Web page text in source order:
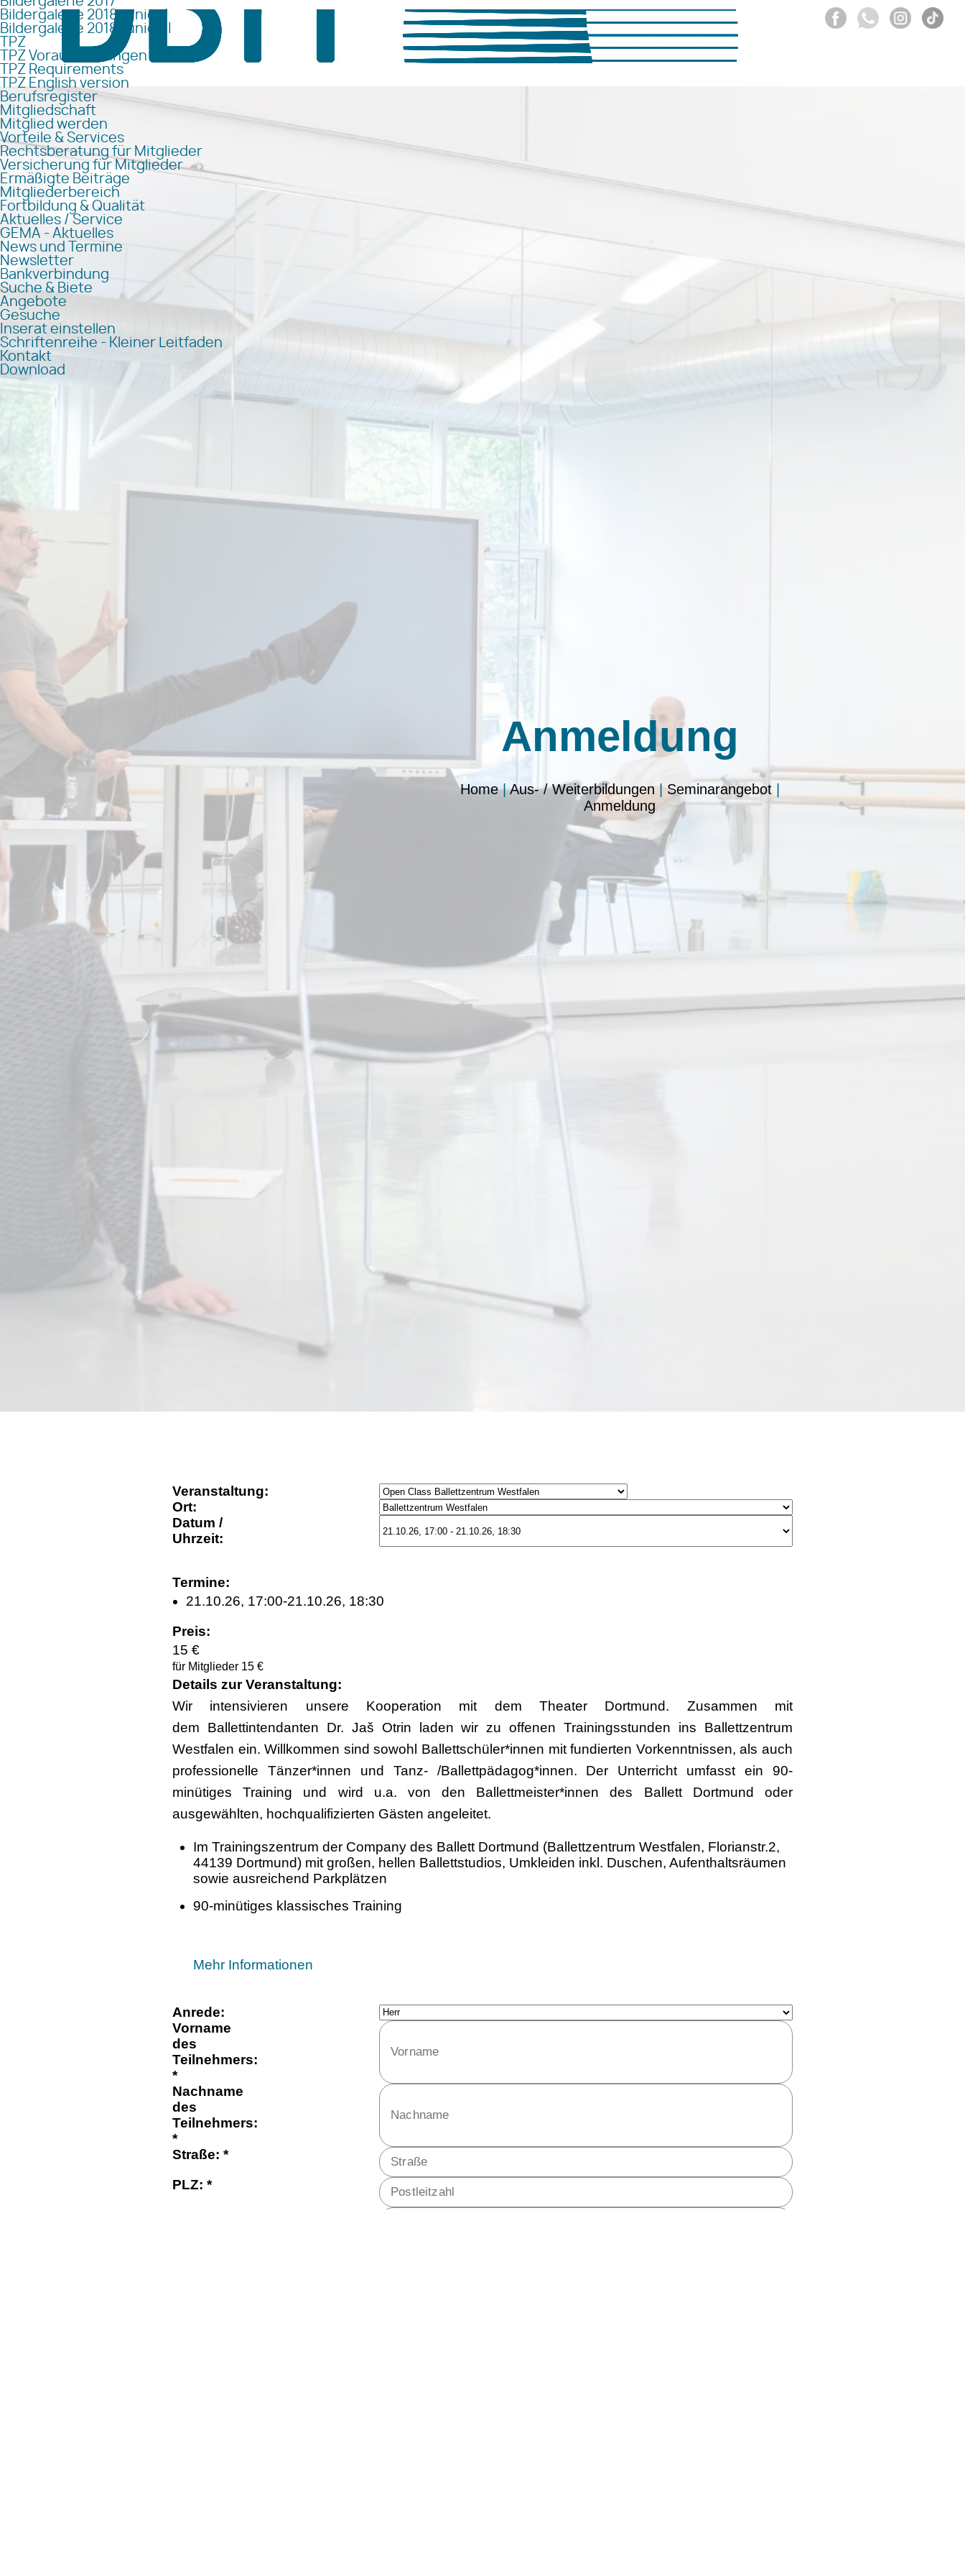
Bildergalerie 2018 Junior I
Bildergalerie 2018 Junior II
TPZ
TPZ Voraussetzungen
TPZ Requirements
TPZ English version
Berufsregister
Mitgliedschaft
Mitglied werden
Vorteile & Services
Rechtsberatung für Mitglieder
Versicherung für Mitglieder
Ermäßigte Beiträge
Mitgliederbereich
Fortbildung & Qualität
Aktuelles / Service
GEMA - Aktuelles
News und Termine
Newsletter
Bankverbindung
Suche & Biete
Angebote
Gesuche
Inserat einstellen
Schriftenreihe - Kleiner Leitfaden
Kontakt
Download
Anmeldung
Home|Aus- / Weiterbildungen|Seminarangebot|
Anmeldung
Veranstaltung:
Ort:
Datum /
Uhrzeit:
Termine:
21.10.26, 17:00-21.10.26, 18:30
Preis:
15 €
für Mitglieder 15 €
Details zur Veranstaltung:
Wir intensivieren unsere Kooperation mit dem Theater Dortmund. Zusammen mit
dem Ballettintendanten Dr. Jaš Otrin laden wir zu offenen Trainingsstunden ins Ballettzentrum
Westfalen ein. Willkommen sind sowohl Ballettschüler*innen mit fundierten Vorkenntnissen, als auch
professionelle Tänzer*innen und Tanz- /Ballettpädagog*innen. Der Unterricht umfasst ein 90-
minütiges Training und wird u.a. von den Ballettmeister*innen des Ballett Dortmund oder
ausgewählten, hochqualifizierten Gästen angeleitet.
Im Trainingszentrum der Company des Ballett Dortmund (Ballettzentrum Westfalen, Florianstr.2,
44139 Dortmund) mit großen, hellen Ballettstudios, Umkleiden inkl. Duschen, Aufenthaltsräumen
sowie ausreichend Parkplätzen
90-minütiges klassisches Training
Mehr Informationen
Anrede:
Vorname
des
Teilnehmers:
*
Nachname
des
Teilnehmers:
*
Straße: *
PLZ: *